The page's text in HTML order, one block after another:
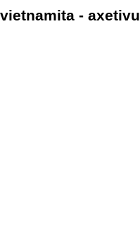
vietnamita - axetivu